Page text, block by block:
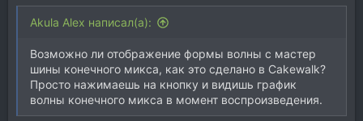
Akula Alex написал(а):
Возможно ли отображение формы волны с мастер
шины конечного микса, как это сделано в Cakewalk?
Просто нажимаешь на кнопку и видишь график
волны конечного микса в момент воспроизведения.